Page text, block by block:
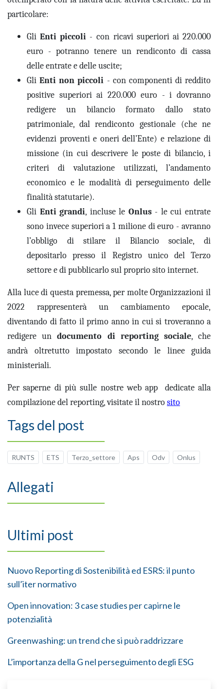
particolare:
GliEnti piccoli - con ricavi superiori ai 220.000
euro - potranno tenere un rendiconto di cassa
delleentrate edelleuscite;
GliEnti non piccoli - concomponenti di reddito
positive superiori ai 220.000 euro- i dovranno
redigere un bilancio formato dallo stato
patrimoniale,dal rendiconto gestionale (chene
evidenzi proventi e oneri dell’Ente) erelazione di
missione (in cuidescrivere le poste di bilancio, i
criteri di valutazione utilizzati, l’andamento
economico e le modalità di perseguimento delle
finalità statutarie).
Gli Enti grandi, incluse le Onlus - le cui entrate
sono invece superiori a 1 milione di euro - avranno
l’obbligo di stilare il Bilancio sociale, di
depositarlo presso il Registro unico del Terzo
settore e di pubblicarlo sul proprio sito internet.
Alla luce di questa premessa, per molte Organizzazioni il
2022 rappresenterà un cambiamento epocale,
diventando di fatto il primo anno in cui si troveranno a
redigere undocumento di reporting sociale, che
andrà oltretutto impostato secondo le linee guida
ministeriali.
Per saperne di più sulle nostre web app dedicate alla
compilazione del reporting, visitate il nostrosito
Tags del post
RUNTS ETS Terzo_settore Aps Odv Onlus
Allegati
Ultimi post
Nuovo Reporting di Sostenibilità ed ESRS: il punto
sull’iter normativo
Open innovation: 3 case studies per capirne le
potenzialità
Greenwashing: un trend che si può raddrizzare
L’importanza della G nel perseguimento degli ESG